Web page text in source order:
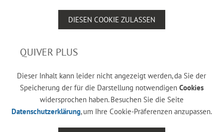
DIESEN COOKIE ZULASSEN
QUIVER PLUS
Dieser Inhalt kann leider nicht angezeigt werden, da Sie der
Speicherung der für die Darstellung notwendigen Cookies
widersprochen haben. Besuchen Sie die Seite
Datenschutzerklärung, um Ihre Cookie-Präferenzen anzupassen.